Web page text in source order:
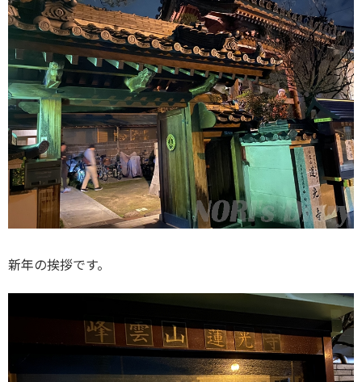
新年の挨拶です。